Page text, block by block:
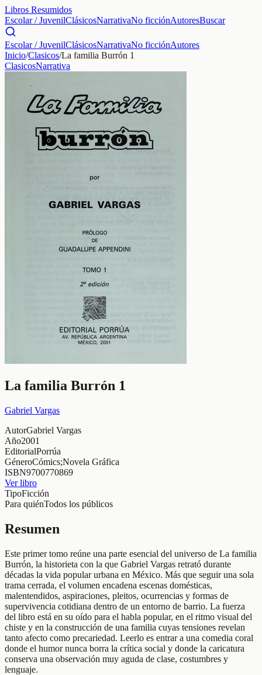
Libros Resumidos
Escolar / JuvenilClásicosNarrativaNo ficciónAutoresBuscar
Escolar / JuvenilClásicosNarrativaNo ficciónAutores
Inicio/Clasicos/La familia Burrón 1
ClasicosNarrativa
La familia Burrón 1
Gabriel Vargas
AutorGabriel Vargas
Año2001
EditorialPorrúa
GéneroCómics;Novela Gráfica
ISBN9700770869
Ver libro
TipoFicción
Para quiénTodos los públicos
Resumen
Este primer tomo reúne una parte esencial del universo de La familia
Burrón, la historieta con la que Gabriel Vargas retrató durante
décadas la vida popular urbana en México. Más que seguir una sola
trama cerrada, el volumen encadena escenas domésticas,
malentendidos, aspiraciones, pleitos, ocurrencias y formas de
supervivencia cotidiana dentro de un entorno de barrio. La fuerza
del libro está en su oído para el habla popular, en el ritmo visual del
chiste y en la construcción de una familia cuyas tensiones revelan
tanto afecto como precariedad. Leerlo es entrar a una comedia coral
donde el humor nunca borra la crítica social y donde la caricatura
conserva una observación muy aguda de clase, costumbres y
lenguaje.